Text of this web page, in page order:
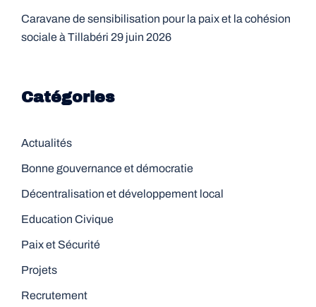
Caravane de sensibilisation pour la paix et la cohésion
sociale à Tillabéri 29 juin 2026
Catégories
Actualités
Bonne gouvernance et démocratie
Décentralisation et développement local
Education Civique
Paix et Sécurité
Projets
Recrutement